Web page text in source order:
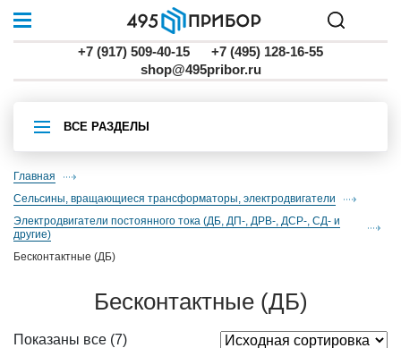
+7 (917) 509-40-15
+7 (495) 128-16-55
shop@495pribor.ru
ВСЕ РАЗДЕЛЫ
Главная
Сельсины, вращающиеся трансформаторы, электродвигатели
электродвигатели постоянного тока (ДБ, ДП-, ДРВ-, ДСР-, СД- и
другие)
бесконтактные (ДБ)
бесконтактные (ДБ)
Показаны все (7)